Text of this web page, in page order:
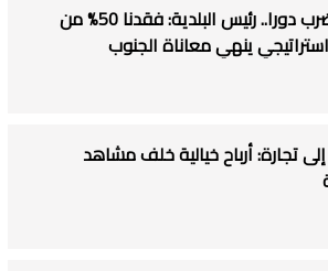
أزمة مياه خانقة تضرب دورا.. رئيس البلدية: فقدنا 50% من
ينهي معاناة الجنوب
تجارة: أرباح خيالية خلف مشاهد